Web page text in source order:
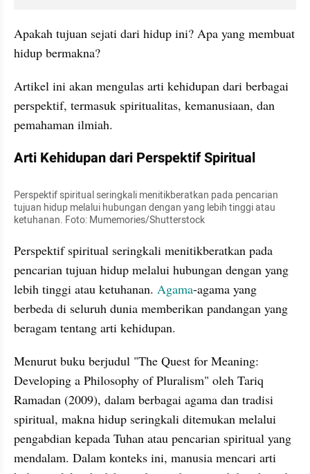
Apakah tujuan sejati dari hidup ini? Apa yang membuat
hidup bermakna?
Artikel ini akan mengulas arti kehidupan dari berbagai
perspektif, termasuk spiritualitas, kemanusiaan, dan
pemahaman ilmiah.
Arti Kehidupan dari Perspektif Spiritual
Perspektif spiritual seringkali menitikberatkan pada pencarian
tujuan hidup melalui hubungan dengan yang lebih tinggi atau
ketuhanan. Foto: Mumemories/Shutterstock
Perspektif spiritual seringkali menitikberatkan pada
pencarian tujuan hidup melalui hubungan dengan yang
lebih tinggi atau ketuhanan. Agama-agama yang
berbeda di seluruh dunia memberikan pandangan yang
beragam tentang arti kehidupan.
Menurut buku berjudul "The Quest for Meaning:
Developing a Philosophy of Pluralism" oleh Tariq
Ramadan (2009), dalam berbagai agama dan tradisi
spiritual, makna hidup seringkali ditemukan melalui
pengabdian kepada Tuhan atau pencarian spiritual yang
mendalam. Dalam konteks ini, manusia mencari arti